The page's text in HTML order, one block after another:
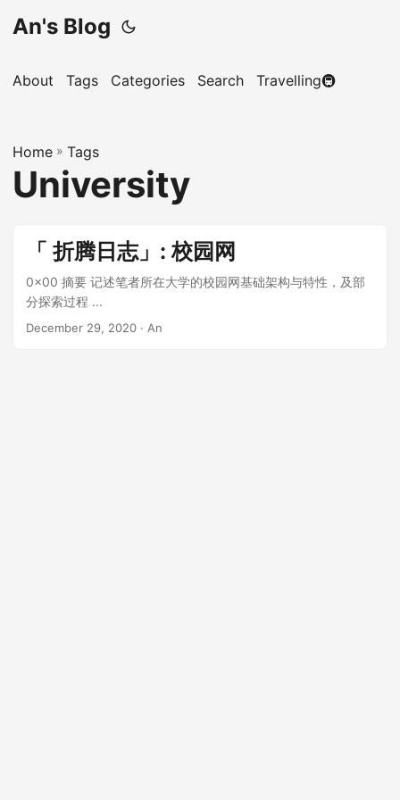
An's Blog
About Tags Categories Search Travelling🚇
Home » Tags
University
「 折腾日志」: 校园网
0x00 摘要 记述笔者所在大学的校园网基础架构与特性，及部
分探索过程 ...
December 29, 2020 · An